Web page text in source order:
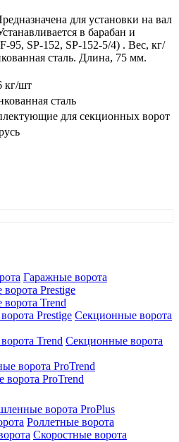
для установки на вал
в барабан и
SP-152, SP-152-5/4) . Вес, кг/
сталь. Длина, 75 мм.
кг/шт
сталь
для секционных ворот
Гаражные ворота
Prestige
Trend
Секционные ворота
Секционные ворота
ProTrend
ворота ProPlus
Роллетные ворота
Скоростные ворота